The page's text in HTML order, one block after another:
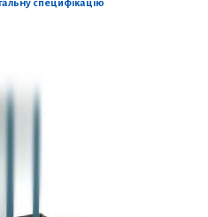
специфікацію